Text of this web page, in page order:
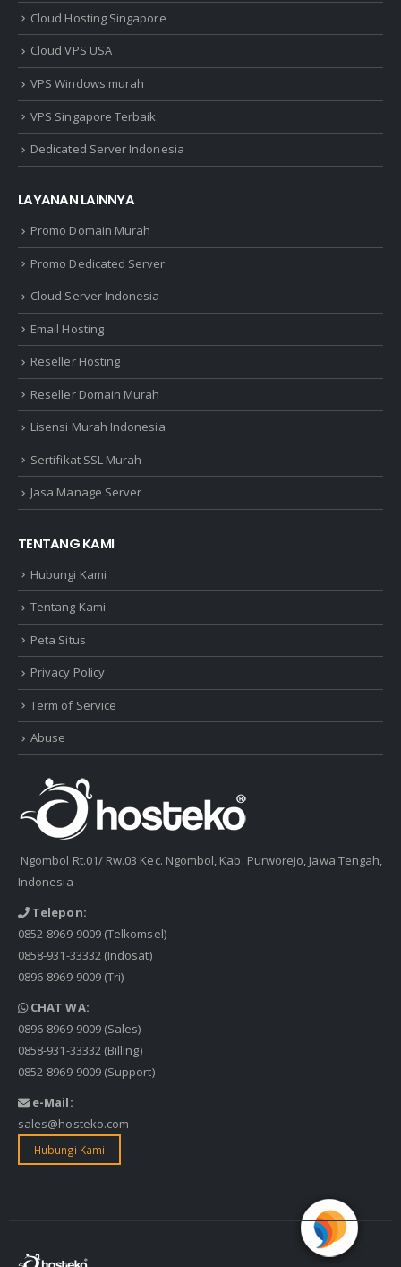
Cloud Hosting Singapore
Cloud VPS USA
VPS Windows murah
VPS Singapore Terbaik
Dedicated Server Indonesia
LAYANAN LAINNYA
Promo Domain Murah
Promo Dedicated Server
Cloud Server Indonesia
Email Hosting
Reseller Hosting
Reseller Domain Murah
Lisensi Murah Indonesia
Sertifikat SSL Murah
Jasa Manage Server
TENTANG KAMI
Hubungi Kami
Tentang Kami
Peta Situs
Privacy Policy
Term of Service
Abuse
Ngombol Rt.01/ Rw.03 Kec. Ngombol, Kab. Purworejo, Jawa Tengah,
Indonesia
Telepon:
0852-8969-9009(Telkomsel)
0858-931-33332 (Indosat)
0896-8969-9009(Tri)
CHAT WA:
0896-8969-9009(Sales)
0858-931-33332 (Billing)
0852-8969-9009(Support)
e-Mail:
sales@hosteko.com
Hubungi Kami